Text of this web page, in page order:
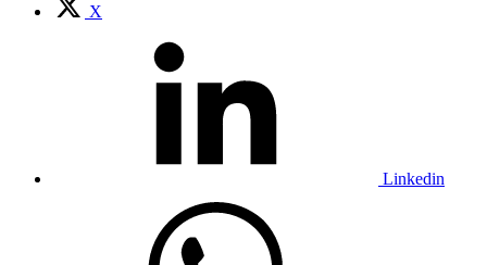
X
Linkedin